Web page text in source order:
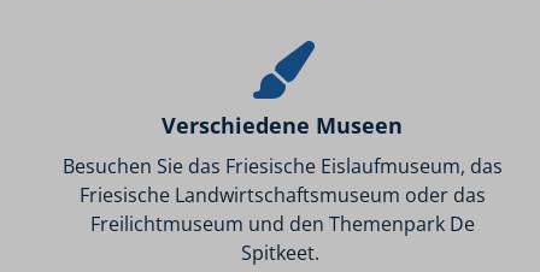
Verschiedene Museen
Besuchen Sie das Friesische Eislaufmuseum, das
Friesische Landwirtschaftsmuseum oder das
Freilichtmuseum und den Themenpark De
Spitkeet.